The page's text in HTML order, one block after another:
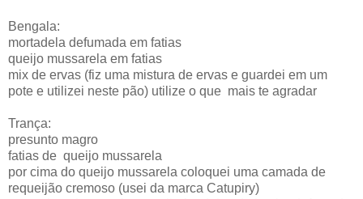
Bengala:
mortadela defumada em fatias
queijo mussarela em fatias
mix de ervas (fiz uma mistura de ervas e guardei em um
pote e utilizei neste pão) utilize o que mais te agradar
Trança:
presunto magro
fatias de queijo mussarela
por cima do queijo mussarela coloquei uma camada de
requeijão cremoso (usei da marca Catupiry)